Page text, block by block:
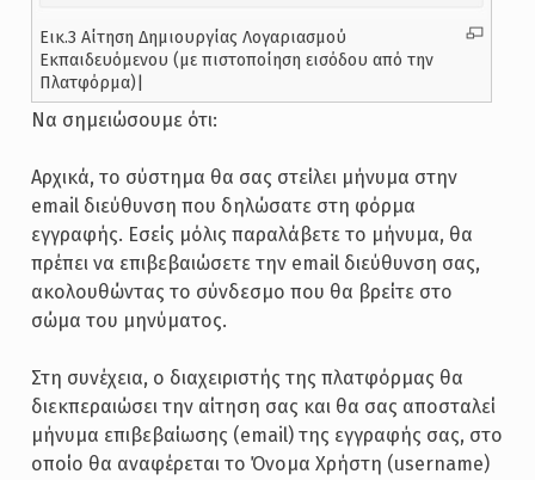
Εικ.3 Αίτηση Δημιουργίας Λογαριασμού
Εκπαιδευόμενου (με πιστοποίηση εισόδου από την
Πλατφόρμα)|
Να σημειώσουμε ότι:
Αρχικά, το σύστημα θα σας στείλει μήνυμα στην
email διεύθυνση που δηλώσατε στη φόρμα
εγγραφής. Εσείς μόλις παραλάβετε το μήνυμα, θα
πρέπει να επιβεβαιώσετε την email διεύθυνση σας,
ακολουθώντας το σύνδεσμο που θα βρείτε στο
σώμα του μηνύματος.
Στη συνέχεια, ο διαχειριστής της πλατφόρμας θα
διεκπεραιώσει την αίτηση σας και θα σας αποσταλεί
μήνυμα επιβεβαίωσης (email) της εγγραφής σας, στο
οποίο θα αναφέρεται το Όνομα Χρήστη (username)